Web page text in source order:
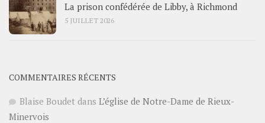
La prison confédérée de Libby, à Richmond
5 JUILLET 2026
COMMENTAIRES RÉCENTS
Blaise Boudet dans L’église de Notre-Dame de Rieux-
Minervois